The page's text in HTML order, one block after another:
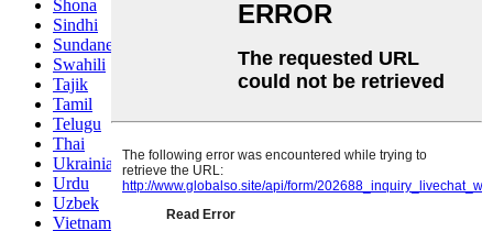
Shona
Sindhi
Sundanese
Swahili
Tajik
Tamil
Telugu
Thai
Ukrainian
Urdu
Uzbek
Vietnamese